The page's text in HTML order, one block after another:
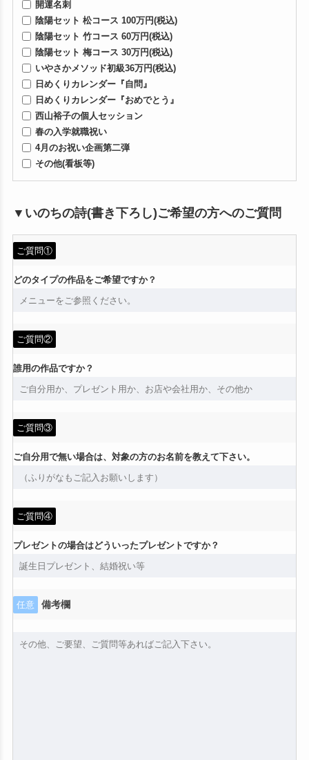
開運名刺
陰陽セット 松コース 100万円(税込)
陰陽セット 竹コース 60万円(税込)
陰陽セット 梅コース 30万円(税込)
いやさかメソッド初級36万円(税込)
日めくりカレンダー『自問』
日めくりカレンダー『おめでとう』
西山裕子の個人セッション
春の入学就職祝い
4月のお祝い企画第二弾
その他(看板等)
▼いのちの詩(書き下ろし)ご希望の方へのご質問
ご質問①
どのタイプの作品をご希望ですか？
ご質問②
誰用の作品ですか？
ご質問③
ご自分用で無い場合は、対象の方のお名前を教えて下さい。
ご質問④
プレゼントの場合はどういったプレゼントですか？
任意 備考欄